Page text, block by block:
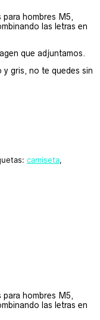
para hombres M5,
las letras en
que adjuntamos.
y gris, no te quedes sin
camiseta,
para hombres M5,
las letras en